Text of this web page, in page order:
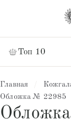
Топ 10
Главная
Обложка № 22985